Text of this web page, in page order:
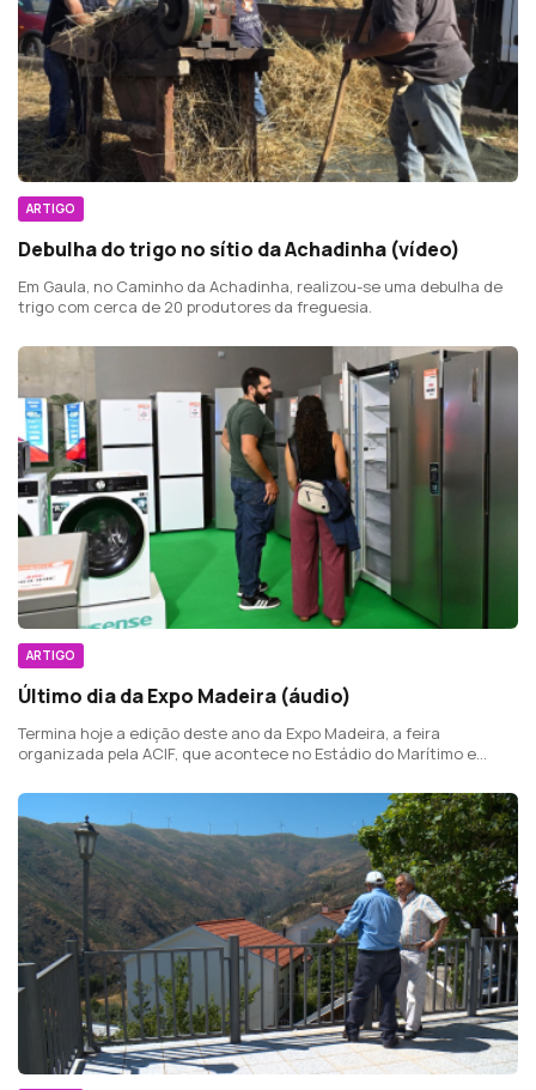
ARTIGO
Debulha do trigo no sítio da Achadinha (vídeo)
Em Gaula, no Caminho da Achadinha, realizou-se uma debulha de
trigo com cerca de 20 produtores da freguesia.
ARTIGO
Último dia da Expo Madeira (áudio)
Termina hoje a edição deste ano da Expo Madeira, a feira
organizada pela ACIF, que acontece no Estádio do Marítimo e